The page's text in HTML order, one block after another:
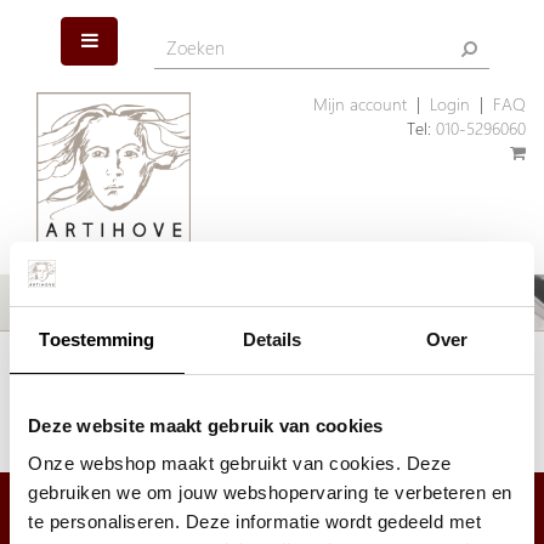
Toestemming Details Over
Deze website maakt gebruik van cookies
Onze webshop maakt gebruikt van cookies. Deze
gebruiken we om jouw webshopervaring te verbeteren en
te personaliseren. Deze informatie wordt gedeeld met
Mijn account| Login
FAQ
Tel: 010-5296060
Het artikel dat u zoekt is helaas niet meer aanwezig. Wellicht kunnen
Klik hier om ons assortiment geschenken te bekijken.